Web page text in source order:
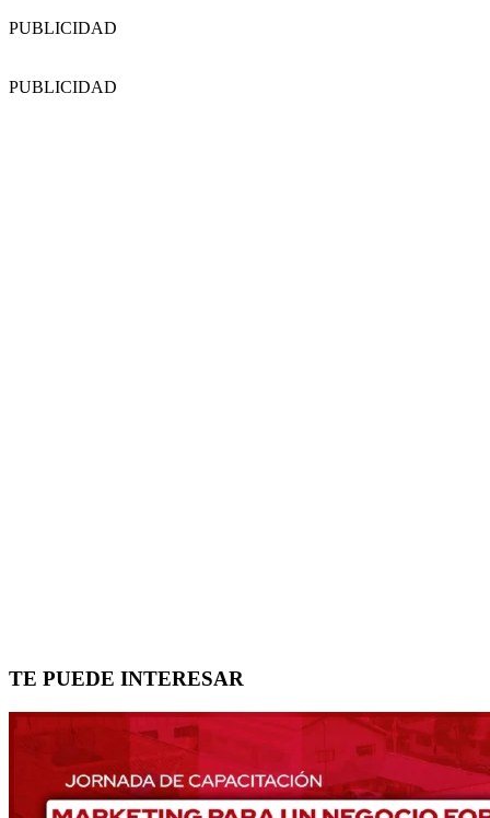
PUBLICIDAD
PUBLICIDAD
TE PUEDE INTERESAR